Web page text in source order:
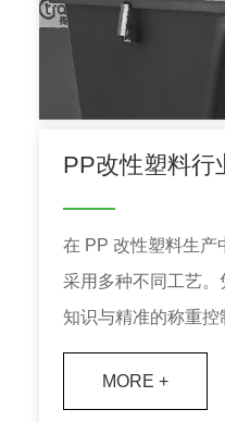
PP改性塑料行
在 PP 改性塑料生产
采用多种不同工艺
知识与精准的称重
能够在失重式配料与
适配各工厂的个性化
MORE +